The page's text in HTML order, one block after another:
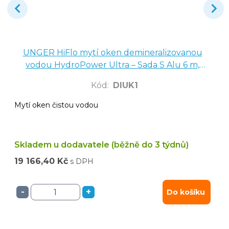
UNGER HiFlo mytí oken demineralizovanou
vodou HydroPower Ultra – Sada S Alu 6 m,
Kód : DIUK1
Mytí oken čistou vodou
Skladem u dodavatele (běžně do 3 týdnů)
19 166,40 Kč s DPH
- + Do košíku